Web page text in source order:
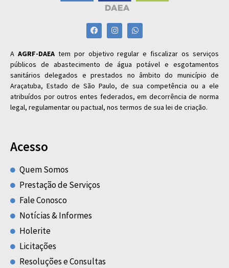
A AGRF-DAEAtem por objetivo regular e fiscalizar os serviços
públicos de abastecimento de água potável e esgotamentos
sanitários delegados e prestados no âmbito do município de
Araçatuba, Estado de São Paulo, de sua competência ou a ele
atribuídos por outros entes federados, em decorrência de norma
legal, regulamentar ou pactual, nos termos de sua lei de criação.
Acesso
Quem Somos
Prestação de Serviços
Fale Conosco
Notícias & Informes
Holerite
Licitações
Resoluções e Consultas